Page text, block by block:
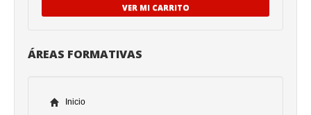
VER MI CARRITO
ÁREAS FORMATIVAS
Inicio